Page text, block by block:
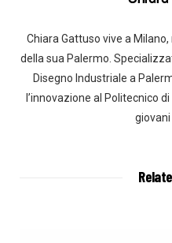
Chiara Gattuso vive a
della sua Palermo.
Disegno Industriale a
l’innovazione al Politecnico
giovani